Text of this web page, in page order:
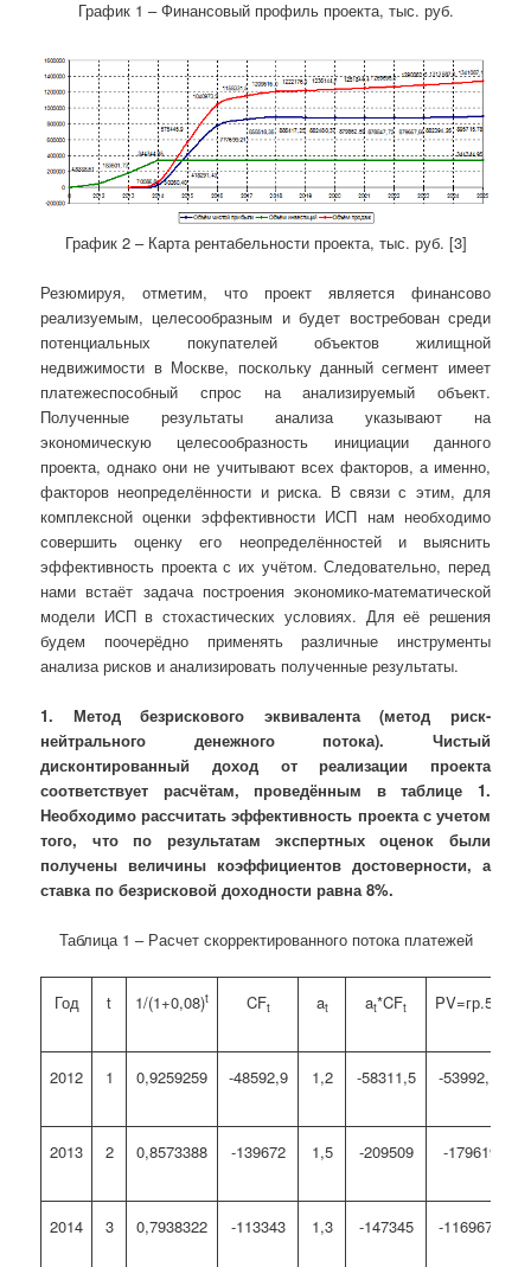
График 1 – Финансовый профиль проекта, тыс. руб.
График 2 – Карта рентабельности проекта, тыс. руб. [3]
Резюмируя, отметим, что проект является финансово
реализуемым, целесообразным и будет востребован среди
потенциальных покупателей объектов жилищной
недвижимости в Москве, поскольку данный сегмент имеет
платежеспособный спрос на анализируемый объект.
Полученные результаты анализа указывают на
экономическую целесообразность инициации данного
проекта, однако они не учитывают всех факторов, а именно,
факторов неопределённости и риска. В связи с этим, для
комплексной оценки эффективности ИСП нам необходимо
совершить оценку его неопределённостей и выяснить
эффективность проекта с их учётом. Следовательно, перед
нами встаёт задача построения экономико-математической
модели ИСП в стохастических условиях. Для её решения
будем поочерёдно применять различные инструменты
анализа рисков и анализировать полученные результаты.
1. Метод безрискового эквивалента (метод риск-
нейтрального денежного потока). Чистый
дисконтированный доход от реализации проекта
соответствует расчётам, проведённым в таблице 1.
Необходимо рассчитать эффективность проекта с учетом
того, что по результатам экспертных оценок были
получены величины коэффициентов достоверности, а
ставка по безрисковой доходности равна 8%.
Таблица 1 – Расчет скорректированного потока платежей
Год t 1/(1+0,08)t CFt at at*CFt PV=гр.5*гр.2
2012 1 0,9259259 -48592,9 1,2 -58311,5 -53992,1352
2013 2 0,8573388 -139672 1,5 -209509 -179619,91
2014 3 0,7938322 -113343 1,3 -147345 -116967,416